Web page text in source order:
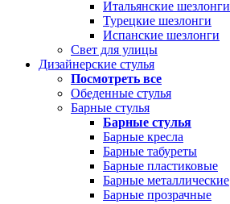
Итальянские шезлонги
Турецкие шезлонги
Испанские шезлонги
Свет для улицы
Дизайнерские стулья
Посмотреть все
Обеденные стулья
Барные стулья
Барные стулья
Барные кресла
Барные табуреты
Барные пластиковые
Барные металлические
Барные прозрачные